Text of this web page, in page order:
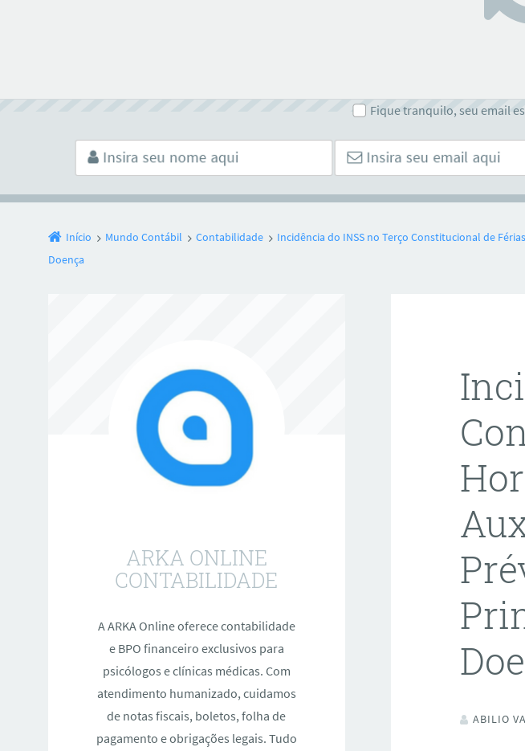
Fique tranquilo, seu email
Início Mundo Contábil Contabilidade
Incidência do INSS no Terço Constitucional de
Doença
ABILIO
ARKA ONLINE
CONTABILIDADE
A ARKA Online oferece contabilidade
e BPO financeiro exclusivos para
psicólogos e clínicas médicas. Com
atendimento humanizado, cuidamos
de notas fiscais, boletos, folha de
pagamento e obrigações legais. Tudo